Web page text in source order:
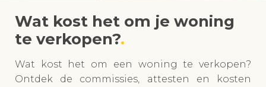
Wat kost het om je woning
te verkopen?
Wat kost het om een woning te verkopen?
Ontdek de commissies, attesten en kosten